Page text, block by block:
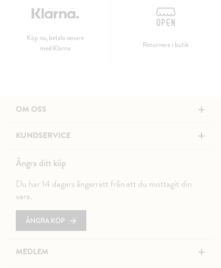
Köp nu, betala senare
med Klarna
Returnera i butik
OM OSS +
KUNDSERVICE +
Ångra ditt köp
Du har 14 dagars ångerrätt från att du mottagit din
vara.
ÅNGRA KÖP
MEDLEM +